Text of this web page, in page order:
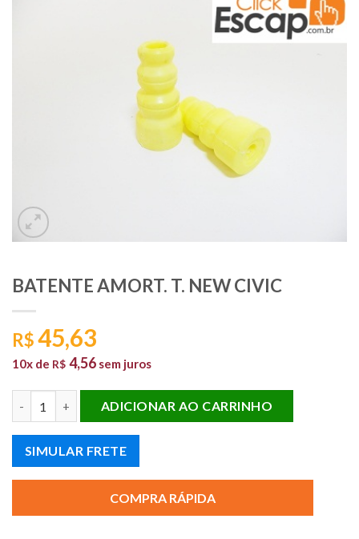
BATENTE AMORT. T. NEW CIVIC
R$45,63
10x de R$ 4,56 sem juros
ADICIONAR AO CARRINHO
SIMULAR FRETE
COMPRA RÁPIDA